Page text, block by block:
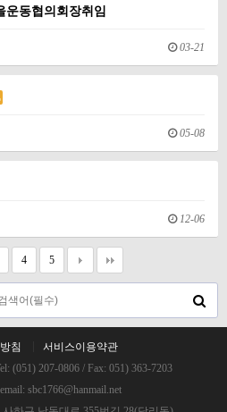
운동협의회장취임
03-21
05-08
12-06
4 5
침
서비스이용약관
(051) 207-0806 / Fax: 051) 363-7203
sbc1766@hanmail.net